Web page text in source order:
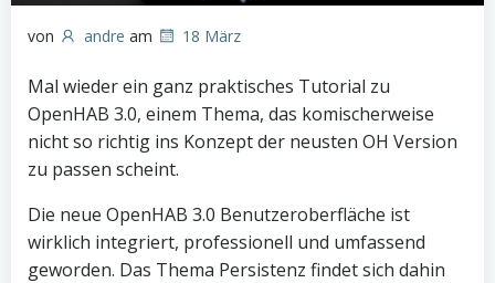
von andre am 18 März
Mal wieder ein ganz praktisches Tutorial zu
OpenHAB 3.0, einem Thema, das komischerweise
nicht so richtig ins Konzept der neusten OH Version
zu passen scheint.
Die neue OpenHAB 3.0 Benutzeroberfläche ist
wirklich integriert, professionell und umfassend
geworden. Das Thema Persistenz findet sich dahin